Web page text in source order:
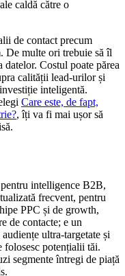
caldă către o
de contact precum
De multe ori trebuie să îl
Costul poate părea
calității lead-urilor și
inteligentă.
Care este, de fapt,
, îți va fi mai ușor să
intelligence B2B,
frecvent, pentru
PPC și de growth,
de contacte; e un
ultra-targetate și
folosesc potențialii tăi.
segmente întregi de piață